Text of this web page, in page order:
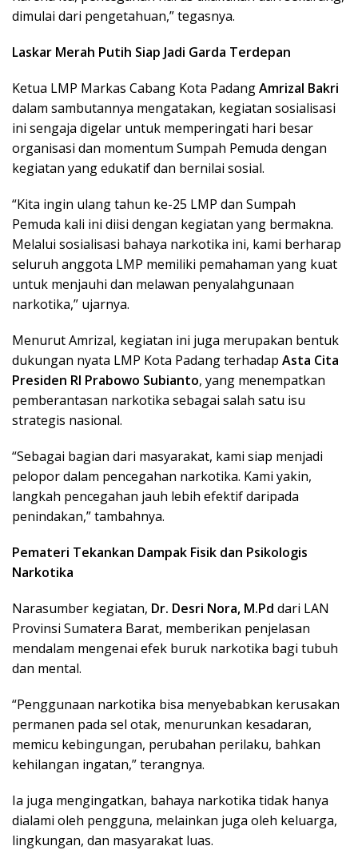
dimulai dari pengetahuan,” tegasnya.
Laskar Merah Putih Siap Jadi Garda Terdepan
Ketua LMP Markas Cabang Kota PadangAmrizal Bakri
dalam sambutannya mengatakan, kegiatan sosialisasi
ini sengaja digelar untuk memperingati hari besar
organisasi dan momentum Sumpah Pemuda dengan
kegiatan yang edukatif dan bernilai sosial.
“Kita ingin ulang tahun ke-25 LMP dan Sumpah
Pemuda kali ini diisi dengan kegiatan yang bermakna.
Melalui sosialisasi bahaya narkotika ini, kami berharap
seluruh anggota LMP memiliki pemahaman yang kuat
untuk menjauhi dan melawan penyalahgunaan
narkotika,” ujarnya.
Menurut Amrizal, kegiatan ini juga merupakan bentuk
dukungan nyata LMP Kota Padang terhadap Asta Cita
Presiden RI Prabowo Subianto, yang menempatkan
pemberantasan narkotika sebagai salah satu isu
strategis nasional.
“Sebagai bagian dari masyarakat, kami siap menjadi
pelopor dalam pencegahan narkotika. Kami yakin,
langkah pencegahan jauh lebih efektif daripada
penindakan,” tambahnya.
Pemateri Tekankan Dampak Fisik dan Psikologis
Narkotika
Narasumber kegiatan, Dr. Desri Nora, M.Pd dari LAN
Provinsi Sumatera Barat, memberikan penjelasan
mendalam mengenai efek buruk narkotika bagi tubuh
dan mental.
“Penggunaan narkotika bisa menyebabkan kerusakan
permanen pada sel otak, menurunkan kesadaran,
memicu kebingungan, perubahan perilaku, bahkan
kehilangan ingatan,” terangnya.
Ia juga mengingatkan, bahaya narkotika tidak hanya
dialami oleh pengguna, melainkan juga oleh keluarga,
lingkungan, dan masyarakat luas.